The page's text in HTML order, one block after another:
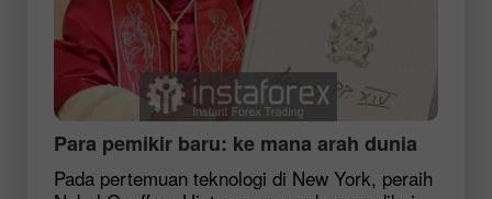
Para pemikir baru: ke mana arah dunia
Pada pertemuan teknologi di New York, peraih